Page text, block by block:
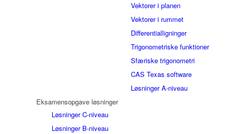
Vektorer i planen
Vektorer i rummet
Differentialligninger
Trigonometriske funktioner
Sfæriske trigonometri
CAS Texas software
Løsninger A-niveau
Eksamensopgave løsninger
Løsninger C-niveau
Løsninger B-niveau